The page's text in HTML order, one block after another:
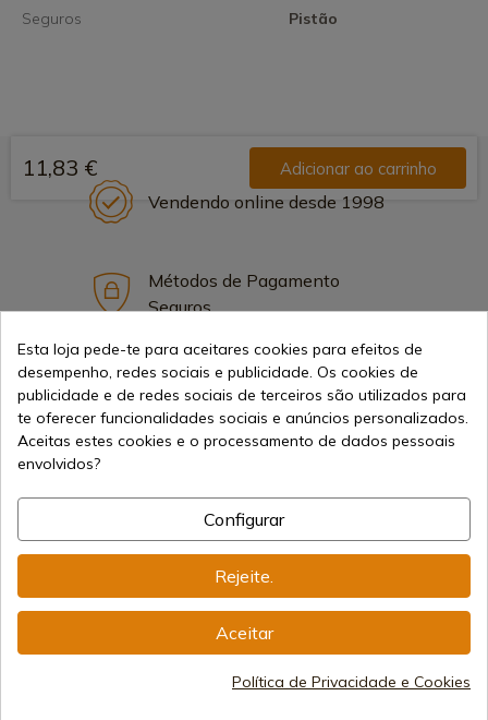
Seguros
Pistão
11,83 € Adicionar ao carrinho
Vendendo online desde 1998
Métodos de Pagamento
Seguros
Frete Internacional
info@aceros-de-hispania.com
Esta loja pede-te para aceitares cookies para efeitos de
desempenho, redes sociais e publicidade. Os cookies de
publicidade e de redes sociais de terceiros são utilizados para
te oferecer funcionalidades sociais e anúncios personalizados.
Aceitas estes cookies e o processamento de dados pessoais
envolvidos?
Configurar
Rejeite.
Aceitar
Política de Privacidade e Cookies